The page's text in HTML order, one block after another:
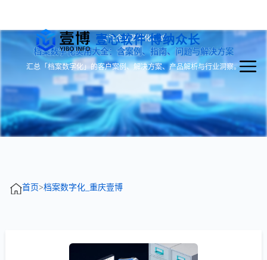
壹心软件 博纳众长
专注企业数字化定制
档案数字化实用大全：含案例、指南、问题与解决方案
汇总「档案数字化」的客户案例、解决方案、产品解析与行业洞察。
首页>档案数字化_重庆壹博